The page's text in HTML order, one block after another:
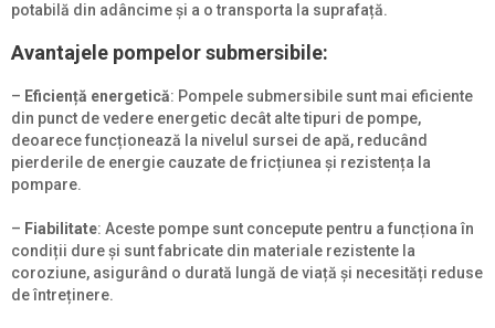
potabilă din adâncime și a o transporta la suprafață.
Avantajele pompelor submersibile:
– Eficiență energetică: Pompele submersibile sunt mai eficiente
din punct de vedere energetic decât alte tipuri de pompe,
deoarece funcționează la nivelul sursei de apă, reducând
pierderile de energie cauzate de fricțiunea și rezistența la
pompare.
– Fiabilitate: Aceste pompe sunt concepute pentru a funcționa în
condiții dure și sunt fabricate din materiale rezistente la
coroziune, asigurând o durată lungă de viață și necesități reduse
de întreținere.